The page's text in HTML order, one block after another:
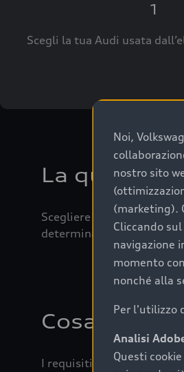
1
Scegli la tua Audi usata
La qualità
Scegliere un’auto usata
determinanti come la
Cosa
I requisiti fondamentali
Noi,
nostro sito
(marketing).
Cliccando
navigazione
momento
nonché alla
Per l'utilizzo
Analisi
Questi